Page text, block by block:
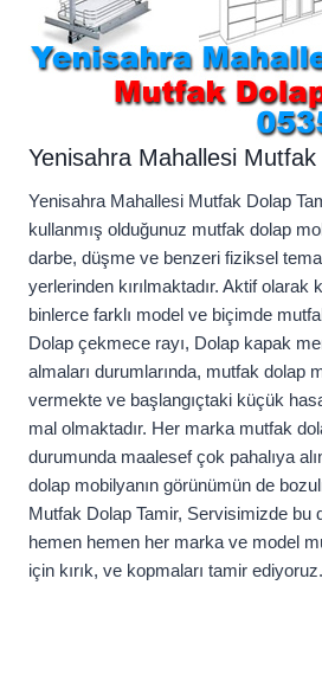
Yenisahra Mahallesi Mutfak
Yenisahra Mahallesi Mutfak Dolap
kullanmış olduğunuz mutfak dolap
darbe, düşme ve benzeri fiziksel
yerlerinden kırılmaktadır. Aktif olarak
binlerce farklı model ve biçimde
Dolap çekmece rayı, Dolap kapak
almaları durumlarında, mutfak dolap
vermekte ve başlangıçtaki küçük
mal olmaktadır. Her marka mutfak
durumunda maalesef çok pahalıya
dolap mobilyanın görünümün de
Mutfak Dolap Tamir, Servisimizde bu
hemen hemen her marka ve model
için kırık, ve kopmaları tamir ediyoruz.